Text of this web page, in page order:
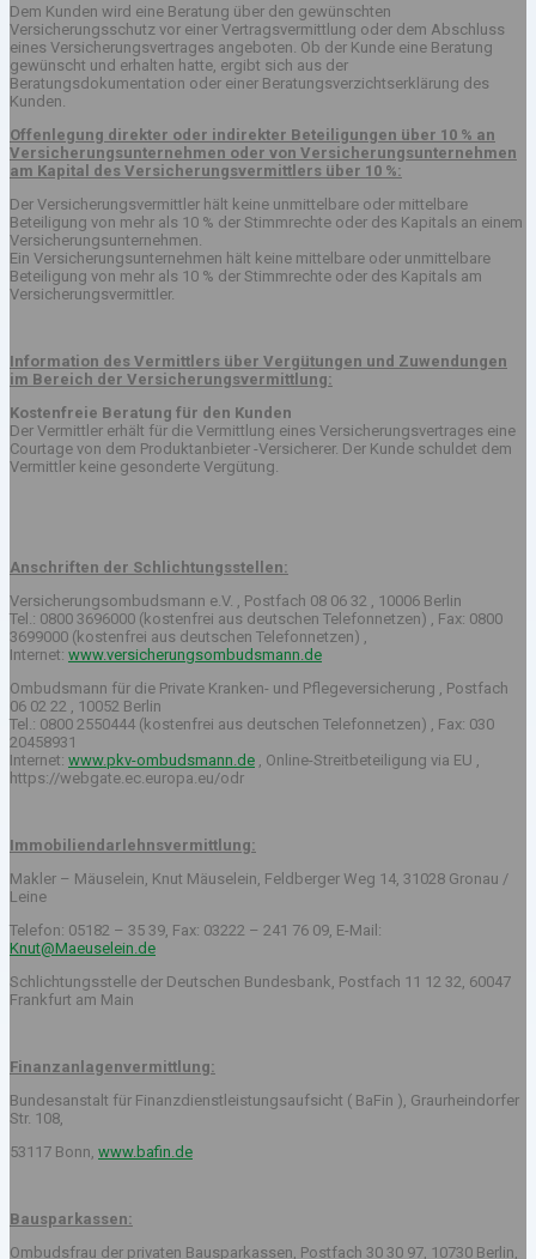
Dem Kunden wird eine Beratung über den gewünschten
Versicherungsschutz vor einer Vertragsvermittlung oder dem Abschluss
eines Versicherungsvertrages angeboten. Ob der Kunde eine Beratung
gewünscht und erhalten hatte, ergibt sich aus der
Beratungsdokumentation oder einer Beratungsverzichtserklärung des
Kunden.
Offenlegung direkter oder indirekter Beteiligungen über 10 % an
Versicherungsunternehmen oder von Versicherungsunternehmen
am Kapital des Versicherungsvermittlers über 10 %:
Der Versicherungsvermittler hält keine unmittelbare oder mittelbare
Beteiligung von mehr als 10 % der Stimmrechte oder des Kapitals an einem
Versicherungsunternehmen.
Ein Versicherungsunternehmen hält keine mittelbare oder unmittelbare
Beteiligung von mehr als 10 % der Stimmrechte oder des Kapitals am
Versicherungsvermittler.
Information des Vermittlers über Vergütungen und Zuwendungen
im Bereich der Versicherungsvermittlung:
Kostenfreie Beratung für den Kunden
Der Vermittler erhält für die Vermittlung eines Versicherungsvertrages eine
Courtage von dem Produktanbieter -Versicherer. Der Kunde schuldet dem
Vermittler keine gesonderte Vergütung.
Anschriften der Schlichtungsstellen:
Versicherungsombudsmann e.V. , Postfach 08 06 32 , 10006 Berlin
Tel.: 0800 3696000 (kostenfrei aus deutschen Telefonnetzen) , Fax: 0800
3699000 (kostenfrei aus deutschen Telefonnetzen) ,
Internet: www.versicherungsombudsmann.de
Ombudsmann für die Private Kranken- und Pflegeversicherung , Postfach
06 02 22 , 10052 Berlin
Tel.: 0800 2550444 (kostenfrei aus deutschen Telefonnetzen) , Fax: 030
20458931
Internet: www.pkv-ombudsmann.de , Online-Streitbeteiligung via EU ,
https://webgate.ec.europa.eu/odr
Immobiliendarlehnsvermittlung:
Makler – Mäuselein, Knut Mäuselein, Feldberger Weg 14, 31028 Gronau /
Leine
Telefon: 05182 – 35 39, Fax: 03222 – 241 76 09, E-Mail:
Knut@Maeuselein.de
Schlichtungsstelle der Deutschen Bundesbank, Postfach 11 12 32, 60047
Frankfurt am Main
Finanzanlagenvermittlung:
Bundesanstalt für Finanzdienstleistungsaufsicht ( BaFin ), Graurheindorfer
Str. 108,
53117 Bonn, www.bafin.de
Bausparkassen:
Ombudsfrau der privaten Bausparkassen, Postfach 30 30 97, 10730 Berlin,